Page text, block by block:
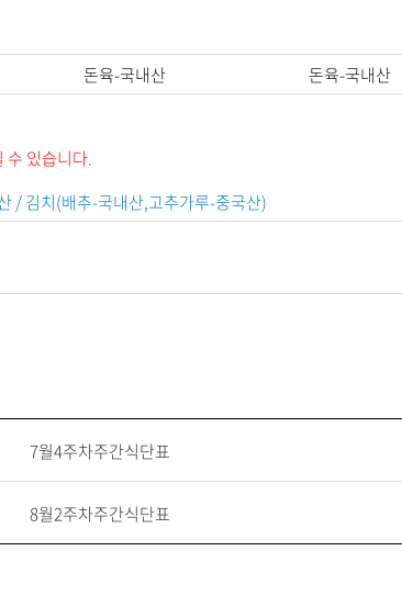
돈육-국내산 돈육-국내산
수 있습니다.
/ 김치(배추-국내산,고추가루-중국산)
7월4주차주간식단표
8월2주차주간식단표